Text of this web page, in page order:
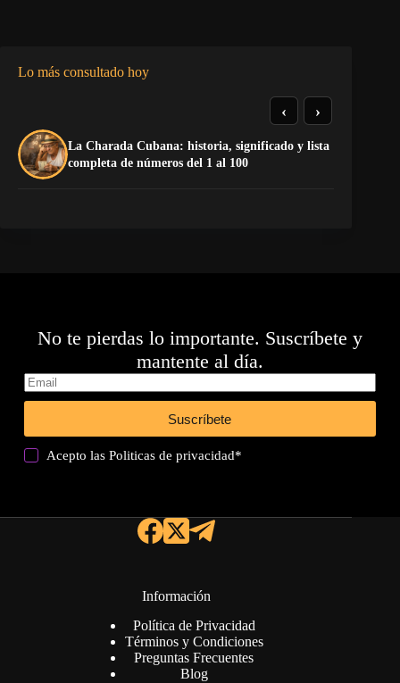
Lo más consultado hoy
La Charada Cubana: historia, significado y lista
completa de números del 1 al 100
‹ ›
No te pierdas lo importante. Suscríbete y
mantente al día.
Suscríbete
Acepto lasPoliticas de privacidad*
Información
Política de Privacidad
Términos y Condiciones
Preguntas Frecuentes
Blog